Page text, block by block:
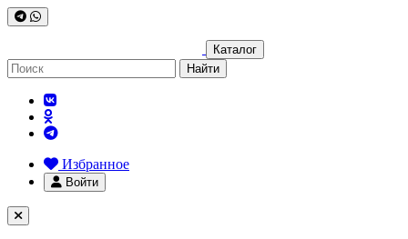
Каталог
Найти
Избранное
Войти